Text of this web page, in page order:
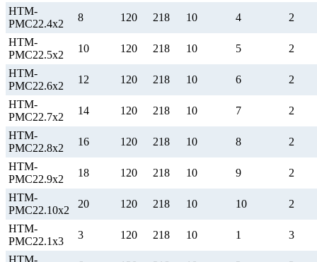
НТМ-
РМС22.4х2
8 120 218 10 4 2
НТМ-
РМС22.5х2
10 120 218 10 5 2
НТМ-
РМС22.6х2
12 120 218 10 6 2
НТМ-
РМС22.7х2
14 120 218 10 7 2
НТМ-
РМС22.8х2
16 120 218 10 8 2
НТМ-
РМС22.9х2
18 120 218 10 9 2
НТМ-
РМС22.10х2
20 120 218 10 10 2
НТМ-
РМС22.1х3
3 120 218 10 1 3